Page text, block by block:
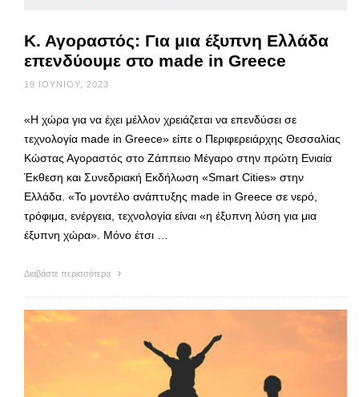
Κ. Αγοραστός: Για μια έξυπνη Ελλάδα
επενδύουμε στο made in Greece
19 ΙΟΥΝΊΟΥ, 2023
«Η χώρα για να έχει μέλλον χρειάζεται να επενδύσει σε
τεχνολογία made in Greece» είπε ο Περιφερειάρχης Θεσσαλίας
Κώστας Αγοραστός στο Ζάππειο Μέγαρο στην πρώτη Ενιαία
Έκθεση και Συνεδριακή Εκδήλωση «Smart Cities» στην
Ελλάδα. «Το μοντέλο ανάπτυξης made in Greece σε νερό,
τρόφιμα, ενέργεια, τεχνολογία είναι «η έξυπνη λύση για μια
έξυπνη χώρα». Μόνο έτσι …
Διαβάστε περισσότερα